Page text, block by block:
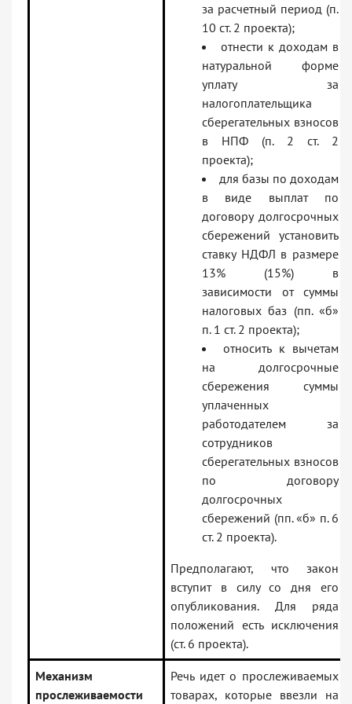
за расчетный период (п.
10 ст. 2 проекта);
отнести к доходам в
натуральной форме
уплату за
налогоплательщика
сберегательных взносов
в НПФ (п. 2 ст. 2
проекта);
для базы по доходам
в виде выплат по
договору долгосрочных
сбережений установить
ставку НДФЛ в размере
13% (15%) в
зависимости от суммы
налоговых баз (пп. «б»
п. 1 ст. 2 проекта);
относить к вычетам
на долгосрочные
сбережения суммы
уплаченных
работодателем за
сотрудников
сберегательных взносов
по договору
долгосрочных
сбережений (пп. «б» п. 6
ст. 2 проекта).
Предполагают, что закон
вступит в силу со дня его
опубликования. Для ряда
положений есть исключения
(ст. 6 проекта).
Механизм
прослеживаемости
Речь идет о прослеживаемых
товарах, которые ввезли на